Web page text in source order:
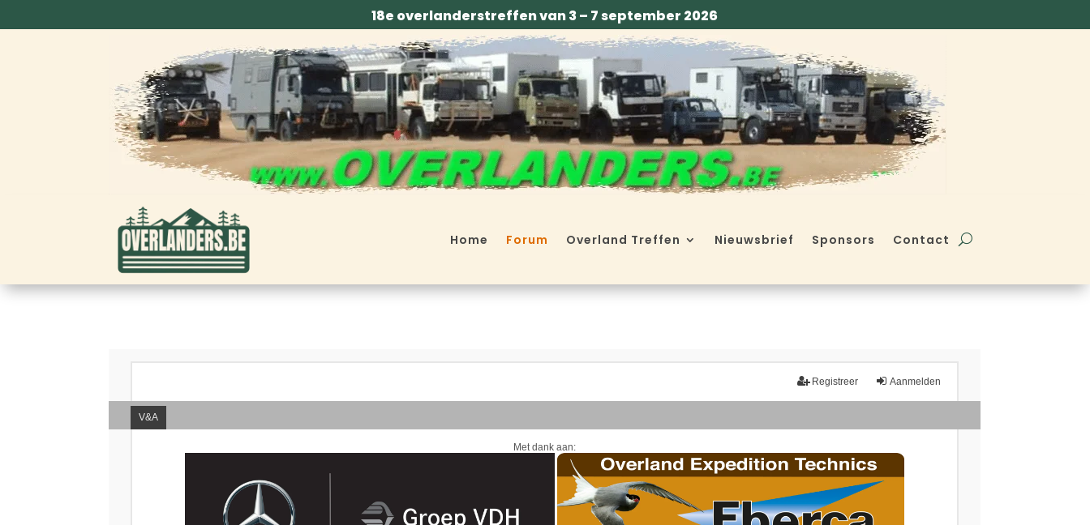
18e overlanderstreffen van 3 – 7 september 2026
Home Forum Overland Treffen Nieuwsbrief Sponsors Contact